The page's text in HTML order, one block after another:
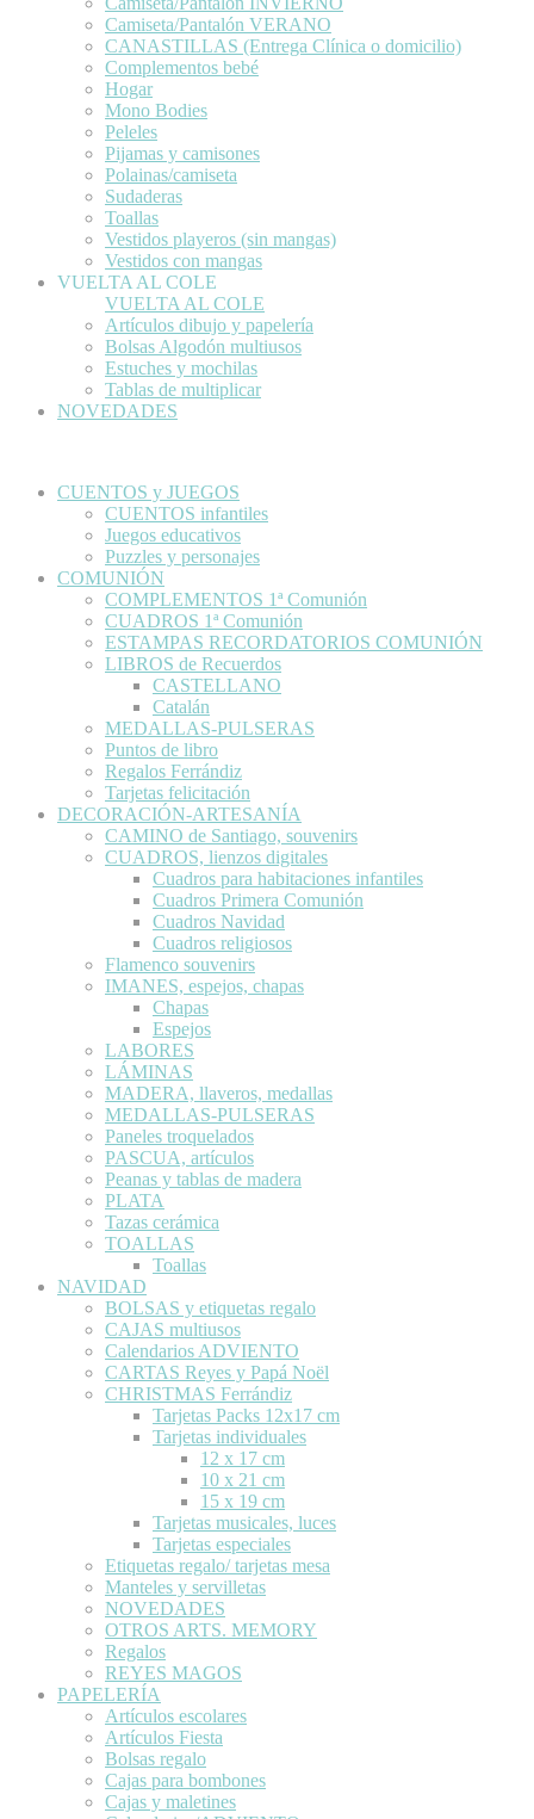
Camiseta/Pantalón VERANO
CANASTILLAS (Entrega Clínica o domicilio)
Complementos bebé
Hogar
Mono Bodies
Peleles
Pijamas y camisones
Polainas/camiseta
Sudaderas
Toallas
Vestidos playeros (sin mangas)
Vestidos con mangas
VUELTA AL COLE
VUELTA AL COLE
Artículos dibujo y papelería
Bolsas Algodón multiusos
Estuches y mochilas
Tablas de multiplicar
NOVEDADES
CUENTOS y JUEGOS
CUENTOS infantiles
Juegos educativos
Puzzles y personajes
COMUNIÓN
COMPLEMENTOS 1ª Comunión
CUADROS 1ª Comunión
ESTAMPAS RECORDATORIOS COMUNIÓN
LIBROS de Recuerdos
CASTELLANO
Catalán
MEDALLAS-PULSERAS
Puntos de libro
Regalos Ferrándiz
Tarjetas felicitación
DECORACIÓN-ARTESANÍA
CAMINO de Santiago, souvenirs
CUADROS, lienzos digitales
Cuadros para habitaciones infantiles
Cuadros Primera Comunión
Cuadros Navidad
Cuadros religiosos
Flamenco souvenirs
IMANES, espejos, chapas
Chapas
Espejos
LABORES
LÁMINAS
MADERA, llaveros, medallas
MEDALLAS-PULSERAS
Paneles troquelados
PASCUA, artículos
Peanas y tablas de madera
PLATA
Tazas cerámica
TOALLAS
Toallas
NAVIDAD
BOLSAS y etiquetas regalo
CAJAS multiusos
Calendarios ADVIENTO
CARTAS Reyes y Papá Noël
CHRISTMAS Ferrándiz
Tarjetas Packs 12x17 cm
Tarjetas individuales
12 x 17 cm
10 x 21 cm
15 x 19 cm
Tarjetas musicales, luces
Tarjetas especiales
Etiquetas regalo/ tarjetas mesa
Manteles y servilletas
NOVEDADES
OTROS ARTS. MEMORY
Regalos
REYES MAGOS
PAPELERÍA
Artículos escolares
Artículos Fiesta
Bolsas regalo
Cajas para bombones
Cajas y maletines